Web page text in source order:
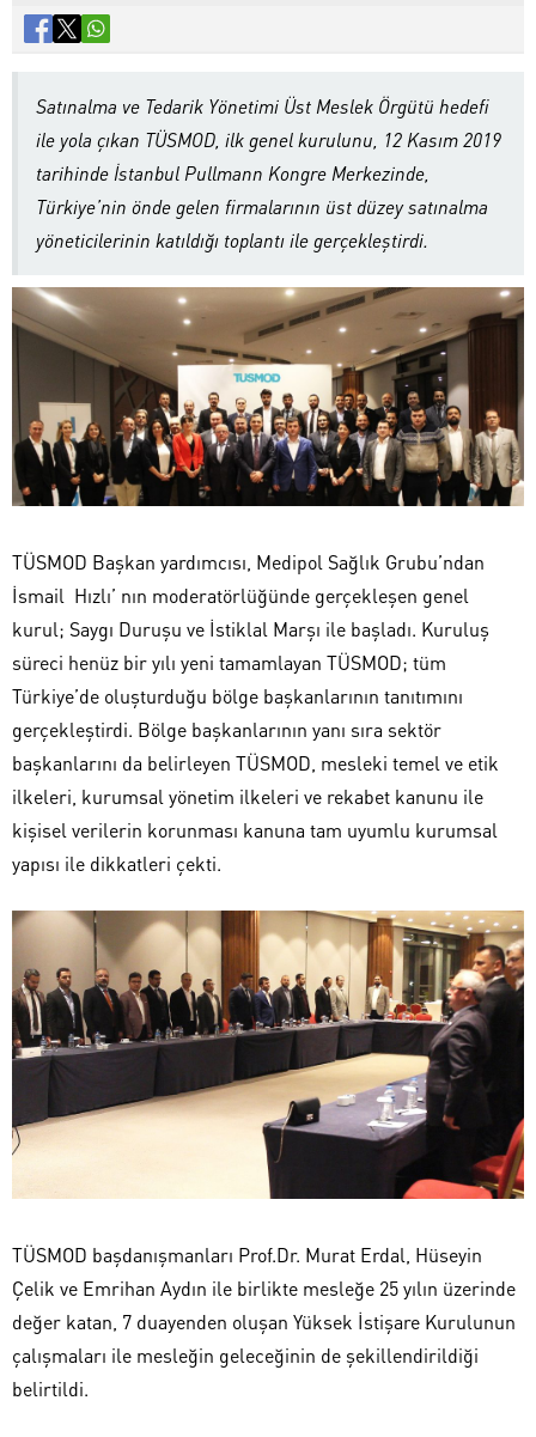
Satınalma ve Tedarik Yönetimi Üst Meslek Örgütü hedefi
ile yola çıkan TÜSMOD, ilk genel kurulunu, 12 Kasım 2019
tarihinde İstanbul Pullmann Kongre Merkezinde,
Türkiye’nin önde gelen firmalarının üst düzey satınalma
yöneticilerinin katıldığı toplantı ile gerçekleştirdi.
TÜSMOD Başkan yardımcısı, Medipol Sağlık Grubu’ndan
İsmail Hızlı’ nın moderatörlüğünde gerçekleşen genel
kurul; Saygı Duruşu ve İstiklal Marşı ile başladı. Kuruluş
süreci henüz bir yılı yeni tamamlayan TÜSMOD; tüm
Türkiye’de oluşturduğu bölge başkanlarının tanıtımını
gerçekleştirdi. Bölge başkanlarının yanı sıra sektör
başkanlarını da belirleyen TÜSMOD, mesleki temel ve etik
ilkeleri, kurumsal yönetim ilkeleri ve rekabet kanunu ile
kişisel verilerin korunması kanuna tam uyumlu kurumsal
yapısı ile dikkatleri çekti.
TÜSMOD başdanışmanları Prof.Dr. Murat Erdal, Hüseyin
Çelik ve Emrihan Aydın ile birlikte mesleğe 25 yılın üzerinde
değer katan, 7 duayenden oluşan Yüksek İstişare Kurulunun
çalışmaları ile mesleğin geleceğinin de şekillendirildiği
belirtildi.